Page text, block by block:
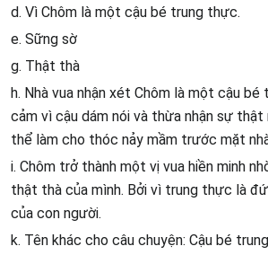
d. Vì Chôm là một cậu bé trung thực.
e. Sững sờ
g. Thật thà
h. Nhà vua nhận xét Chôm là một cậu
cảm vì cậu dám nói và thừa nhận sự thật
thể làm cho thóc nảy mầm trước mặt
i. Chôm trở thành một vị vua hiền minh
thật thà của mình. Bởi vì trung thực là
của con người.
k. Tên khác cho câu chuyện: Cậu bé